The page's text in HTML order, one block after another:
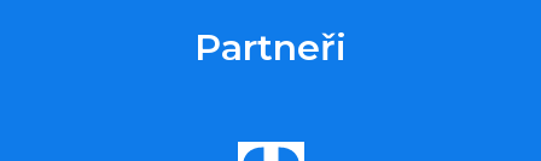
Partneři